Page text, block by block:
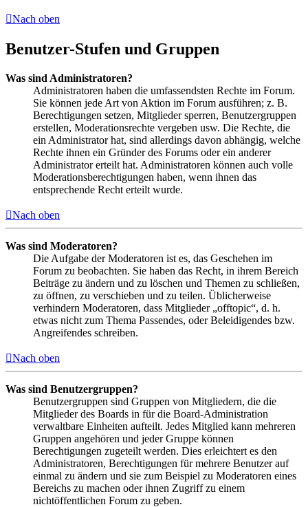
Nach oben
Benutzer-Stufen und Gruppen
Was sind Administratoren?
Administratoren haben die umfassendsten Rechte im Forum.
Sie können jede Art von Aktion im Forum ausführen; z. B.
Berechtigungen setzen, Mitglieder sperren, Benutzergruppen
erstellen, Moderationsrechte vergeben usw. Die Rechte, die
ein Administrator hat, sind allerdings davon abhängig, welche
Rechte ihnen ein Gründer des Forums oder ein anderer
Administrator erteilt hat. Administratoren können auch volle
Moderationsberechtigungen haben, wenn ihnen das
entsprechende Recht erteilt wurde.
Nach oben
Was sind Moderatoren?
Die Aufgabe der Moderatoren ist es, das Geschehen im
Forum zu beobachten. Sie haben das Recht, in ihrem Bereich
Beiträge zu ändern und zu löschen und Themen zu schließen,
zu öffnen, zu verschieben und zu teilen. Üblicherweise
verhindern Moderatoren, dass Mitglieder „offtopic“, d. h.
etwas nicht zum Thema Passendes, oder Beleidigendes bzw.
Angreifendes schreiben.
Nach oben
Was sind Benutzergruppen?
Benutzergruppen sind Gruppen von Mitgliedern, die die
Mitglieder des Boards in für die Board-Administration
verwaltbare Einheiten aufteilt. Jedes Mitglied kann mehreren
Gruppen angehören und jeder Gruppe können
Berechtigungen zugeteilt werden. Dies erleichtert es den
Administratoren, Berechtigungen für mehrere Benutzer auf
einmal zu ändern und sie zum Beispiel zu Moderatoren eines
Bereichs zu machen oder ihnen Zugriff zu einem
nichtöffentlichen Forum zu geben.